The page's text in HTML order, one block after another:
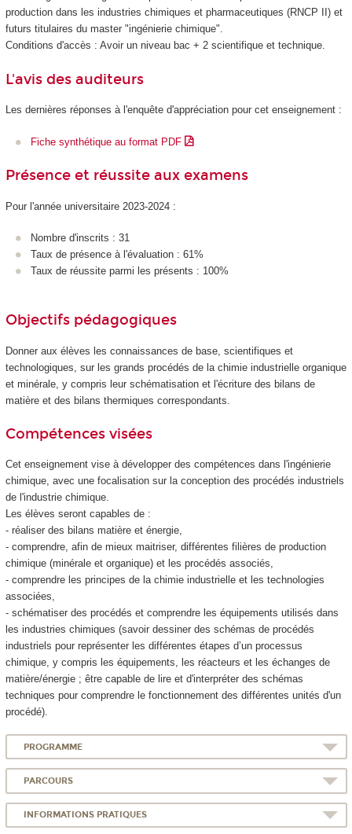
production dans les industries chimiques et pharmaceutiques (RNCP II) et
futurs titulaires du master "ingénierie chimique".
Conditions d'accès : Avoir un niveau bac + 2 scientifique et technique.
L'avis des auditeurs
Les dernières réponses à l'enquête d'appréciation pour cet enseignement :
Fiche synthétique au format PDF
Présence et réussite aux examens
Pour l'année universitaire 2023-2024 :
Nombre d'inscrits : 31
Taux de présence à l'évaluation : 61%
Taux de réussite parmi les présents : 100%
Objectifs pédagogiques
Donner aux élèves les connaissances de base, scientifiques et
technologiques, sur les grands procédés de la chimie industrielle organique
et minérale, y compris leur schématisation et l'écriture des bilans de
matière et des bilans thermiques correspondants.
Compétences visées
Cet enseignement vise à développer des compétences dans l'ingénierie
chimique, avec une focalisation sur la conception des procédés industriels
de l'industrie chimique.
Les élèves seront capables de :
- réaliser des bilans matière et énergie,
- comprendre, afin de mieux maitriser, différentes filières de production
chimique (minérale et organique) et les procédés associés,
- comprendre les principes de la chimie industrielle et les technologies
associées,
- schématiser des procédés et comprendre les équipements utilisés dans
les industries chimiques (savoir dessiner des schémas de procédés
industriels pour représenter les différentes étapes d’un processus
chimique, y compris les équipements, les réacteurs et les échanges de
matière/énergie ; être capable de lire et d'interpréter des schémas
techniques pour comprendre le fonctionnement des différentes unités d'un
procédé).
PROGRAMME
PARCOURS
INFORMATIONS PRATIQUES